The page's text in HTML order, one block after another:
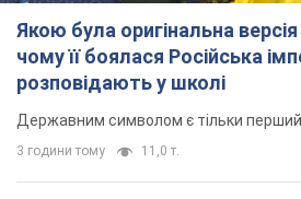
Якою була оригінальна версія
чому її боялася Російська
розповідають у школі
Державним символом є тільки перший
3 години тому 11,0 т.